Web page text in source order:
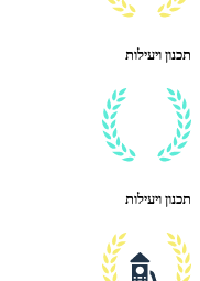
תכנון ויעילות
תכנון ויעילות